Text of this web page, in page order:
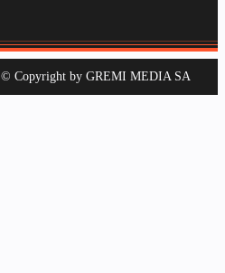
© Copyright by GREMI MEDIA SA